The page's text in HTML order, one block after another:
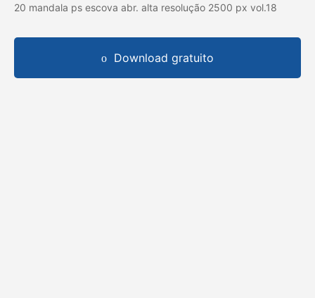
20 mandala ps escova abr. alta resolução 2500 px vol.18
Download gratuito